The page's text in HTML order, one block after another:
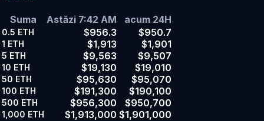
Suma
Astăzi 7:42 AM acum 24H
0.5 ETH $956.3 $950.7
1 ETH $1,913 $1,901
5 ETH $9,563 $9,507
10 ETH $19,130 $19,010
50 ETH $95,630 $95,070
100 ETH $191,300 $190,100
500 ETH $956,300 $950,700
1,000 ETH $1,913,000 $1,901,000